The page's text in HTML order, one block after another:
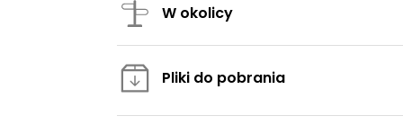
W okolicy
Pliki do pobrania